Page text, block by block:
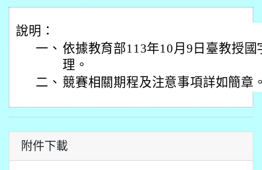
說明：
一、 依據教育部113年10月9日臺教授國
理。
二、 競賽相關期程及注意事項詳如簡章
附件下載